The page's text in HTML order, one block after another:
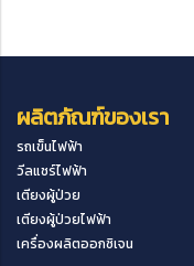
ผลิตภัณฑ์ของเรา
รถเข็นไฟฟ้า
วีลแชร์ไฟฟ้า
เตียงผู้ป่วย
เตียงผู้ป่วยไฟฟ้า
เครื่องผลิตออกซิเจน